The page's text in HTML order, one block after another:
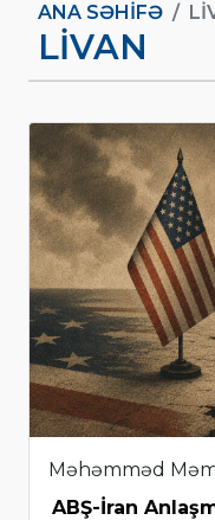
ANA SƏHIFƏ
LIVAN
Məhəmməd
ABŞ-İran